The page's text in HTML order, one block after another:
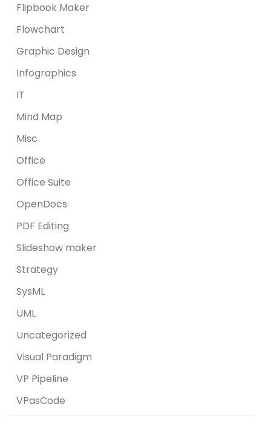
Flipbook Maker
Flowchart
Graphic Design
Infographics
IT
Mind Map
Misc
Office
Office Suite
OpenDocs
PDF Editing
Slideshow maker
Strategy
SysML
UML
Uncategorized
Visual Paradigm
VP Pipeline
VPasCode